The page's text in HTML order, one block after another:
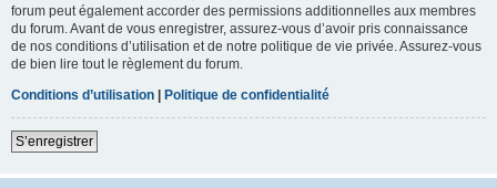
forum peut également accorder des permissions additionnelles aux membres
du forum. Avant de vous enregistrer, assurez-vous d’avoir pris connaissance
de nos conditions d’utilisation et de notre politique de vie privée. Assurez-vous
de bien lire tout le règlement du forum.
Conditions d’utilisation | Politique de confidentialité
S’enregistrer